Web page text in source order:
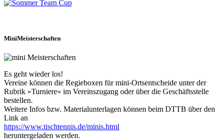
MiniMeisterschaften
Es geht wieder los!
Vereine können die Regieboxen für mini-Ortsentscheide unter der
Rubrik »Turniere« im Vereinszugang oder über die Geschäftsstelle
bestellen.
Weitere Infos bzw. Materialunterlagen können beim DTTB über den
Link an
https://www.tischtennis.de/minis.html
heruntergeladen werden.